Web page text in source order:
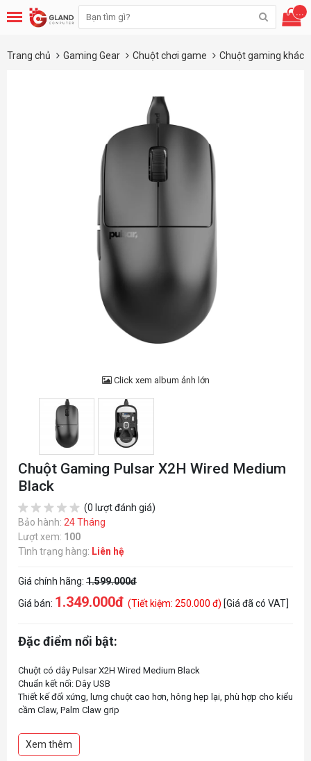
...
Trang chủ Gaming Gear Chuột chơi game Chuột gaming khác
Click xem album ảnh lớn
Chuột Gaming Pulsar X2H Wired Medium
Black
(0 lượt đánh giá)
Bảo hành: 24 Tháng
Lượt xem: 100
Tình trạng hàng: Liên hệ
Giá chính hãng: 1.599.000đ
Giá bán: 1.349.000đ (Tiết kiệm: 250.000 đ) [Giá đã có VAT]
Đặc điểm nổi bật:
Chuột có dây Pulsar X2H Wired Medium Black
Chuẩn kết nối: Dây USB
Thiết kế đối xứng, lưng chuột cao hơn, hông hẹp lại, phù hợp cho kiểu
cầm Claw, Palm Claw grip
Mắt cảm biến PAW3395
Độ phân giải: 26000 DPI
Xem thêm